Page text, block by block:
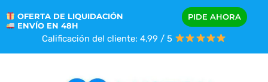
OFERTA DE LIQUIDACIÓN
ENVÍO EN 48H
PIDE AHORA
Calificación del cliente: 4,99 / 5